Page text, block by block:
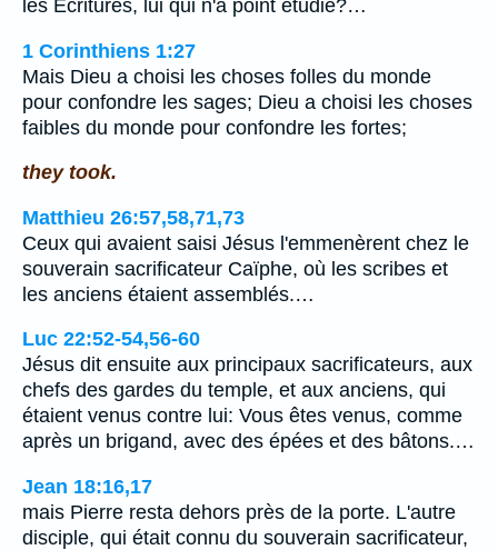
les Ecritures, lui qui n'a point étudié?…
1 Corinthiens 1:27
Mais Dieu a choisi les choses folles du monde
pour confondre les sages; Dieu a choisi les choses
faibles du monde pour confondre les fortes;
they took.
Matthieu 26:57,58,71,73
Ceux qui avaient saisi Jésus l'emmenèrent chez le
souverain sacrificateur Caïphe, où les scribes et
les anciens étaient assemblés.…
Luc 22:52-54,56-60
Jésus dit ensuite aux principaux sacrificateurs, aux
chefs des gardes du temple, et aux anciens, qui
étaient venus contre lui: Vous êtes venus, comme
après un brigand, avec des épées et des bâtons.…
Jean 18:16,17
mais Pierre resta dehors près de la porte. L'autre
disciple, qui était connu du souverain sacrificateur,